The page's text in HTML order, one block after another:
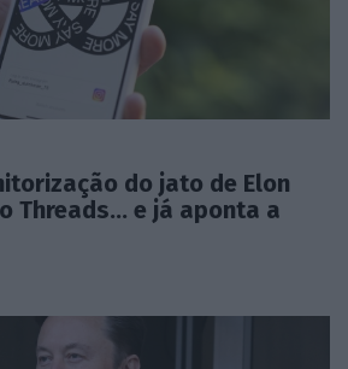
do jato de Elon
Threads… e já aponta a